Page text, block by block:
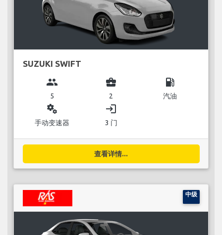
SUZUKI SWIFT
group
5
business_center
2
local_gas_station
汽油
miscellaneous_services
手动变速器
login
3 门
查看详情...
中级